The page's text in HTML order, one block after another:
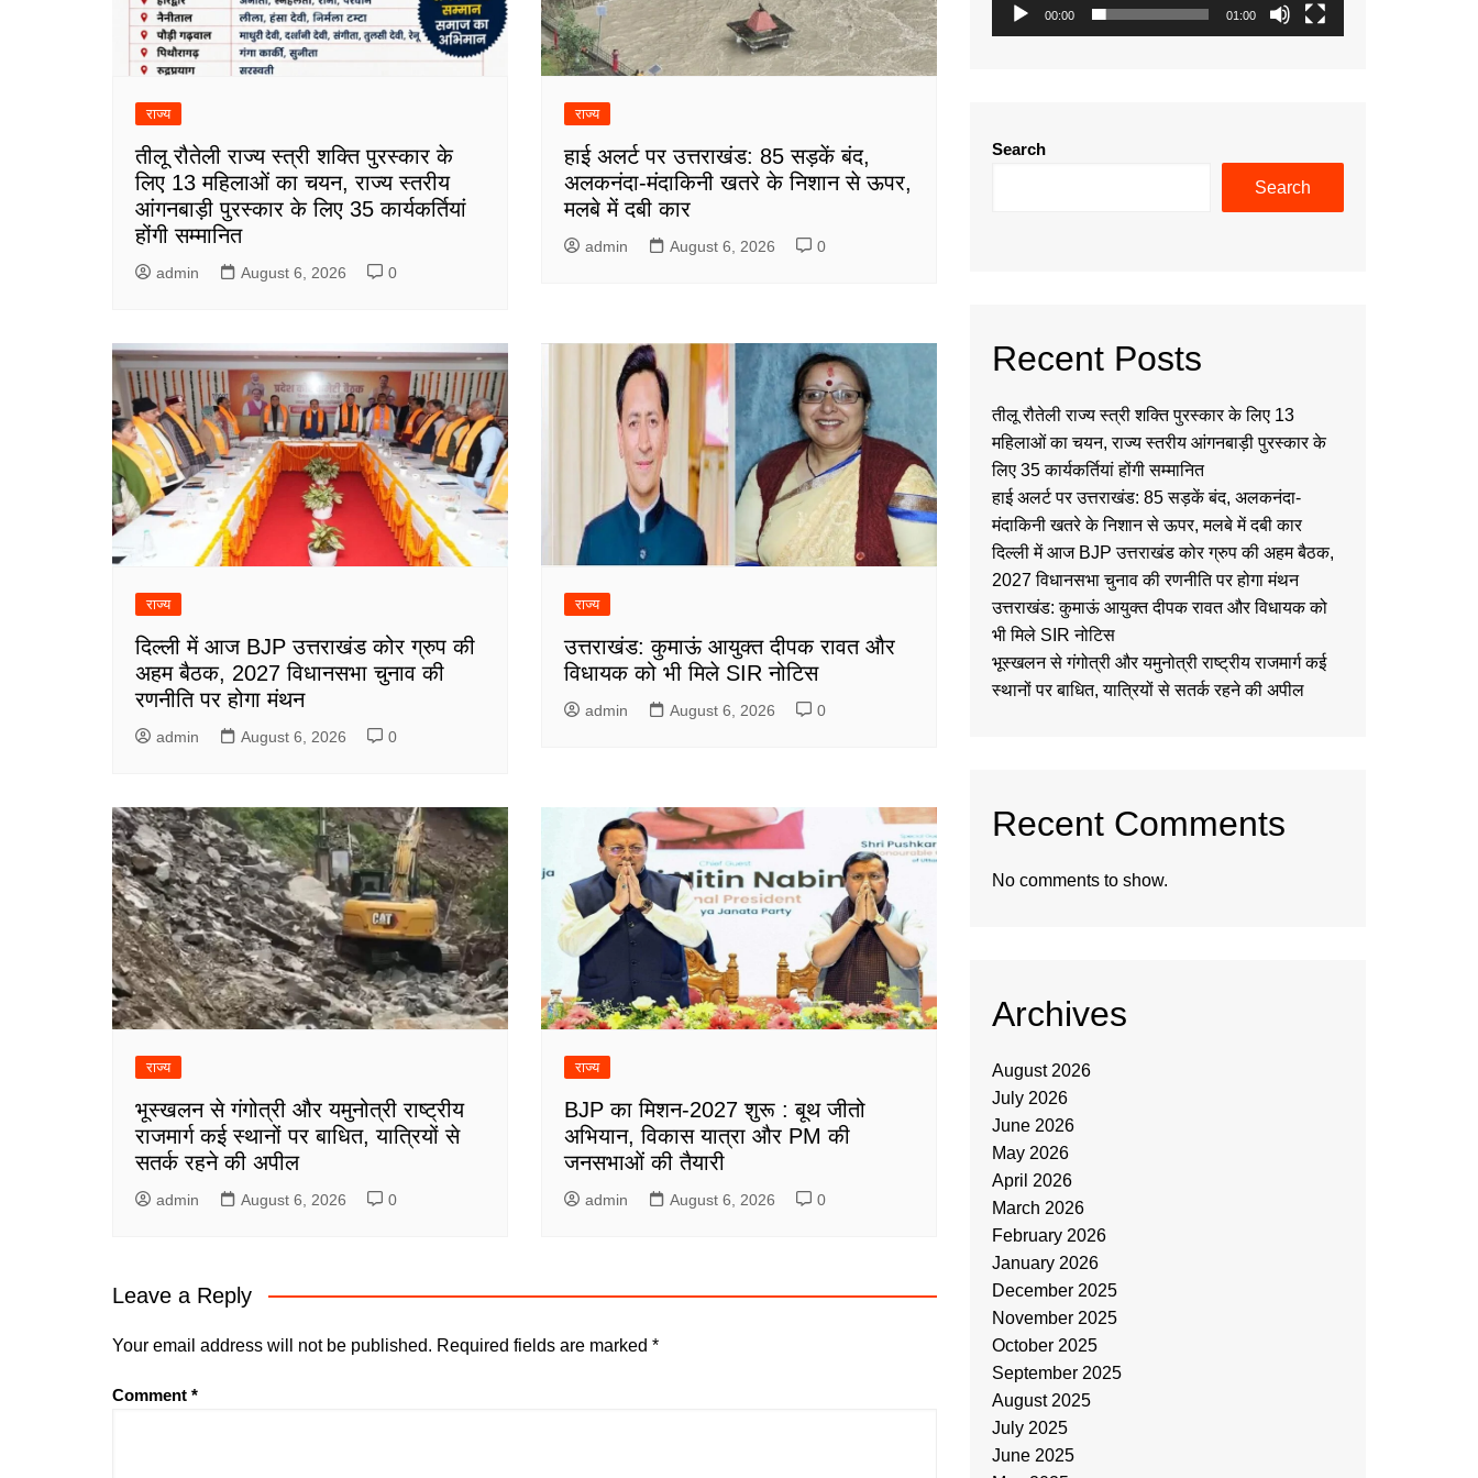
राज्य
तीलू रौतेली राज्य स्त्री शक्ति पुरस्कार के
लिए 13 महिलाओं का चयन, राज्य स्तरीय
आंगनबाड़ी पुरस्कार के लिए 35 कार्यकर्तियां
होंगी सम्मानित
admin August 6, 2026 0
राज्य
हाई अलर्ट पर उत्तराखंड: 85 सड़कें बंद,
अलकनंदा-मंदाकिनी खतरे के निशान से ऊपर,
मलबे में दबी कार
admin August 6, 2026 0
राज्य
दिल्ली में आज BJP उत्तराखंड कोर ग्रुप की
अहम बैठक, 2027 विधानसभा चुनाव की
रणनीति पर होगा मंथन
admin August 6, 2026 0
राज्य
उत्तराखंड: कुमाऊं आयुक्त दीपक रावत और
विधायक को भी मिले SIR नोटिस
admin August 6, 2026 0
राज्य
भूस्खलन से गंगोत्री और यमुनोत्री राष्ट्रीय
राजमार्ग कई स्थानों पर बाधित, यात्रियों से
सतर्क रहने की अपील
admin August 6, 2026 0
राज्य
BJP का मिशन-2027 शुरू : बूथ जीतो
अभियान, विकास यात्रा और PM की
जनसभाओं की तैयारी
admin August 6, 2026 0
Leave a Reply
Your email address will not be published. Required fields are marked *
Comment *
00:00 01:00
Search
Search
Recent Posts
तीलू रौतेली राज्य स्त्री शक्ति पुरस्कार के लिए 13
महिलाओं का चयन, राज्य स्तरीय आंगनबाड़ी पुरस्कार के
लिए 35 कार्यकर्तियां होंगी सम्मानित
हाई अलर्ट पर उत्तराखंड: 85 सड़कें बंद, अलकनंदा-
मंदाकिनी खतरे के निशान से ऊपर, मलबे में दबी कार
दिल्ली में आज BJP उत्तराखंड कोर ग्रुप की अहम बैठक,
2027 विधानसभा चुनाव की रणनीति पर होगा मंथन
उत्तराखंड: कुमाऊं आयुक्त दीपक रावत और विधायक को
भी मिले SIR नोटिस
भूस्खलन से गंगोत्री और यमुनोत्री राष्ट्रीय राजमार्ग कई
स्थानों पर बाधित, यात्रियों से सतर्क रहने की अपील
Recent Comments
No comments to show.
Archives
August 2026
July 2026
June 2026
May 2026
April 2026
March 2026
February 2026
January 2026
December 2025
November 2025
October 2025
September 2025
August 2025
July 2025
June 2025